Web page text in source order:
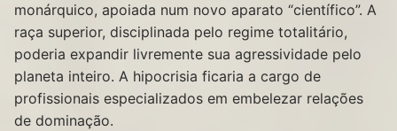
monárquico, apoiada num novo aparato “científico”. A
raça superior, disciplinada pelo regime totalitário,
poderia expandir livremente sua agressividade pelo
planeta inteiro. A hipocrisia ficaria a cargo de
profissionais especializados em embelezar relações
de dominação.